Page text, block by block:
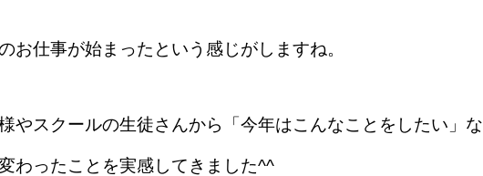
お仕事が始まったという感じがしますね。
やスクールの生徒さんから「今年はこんなことをしたい」な
わったことを実感してきました^^